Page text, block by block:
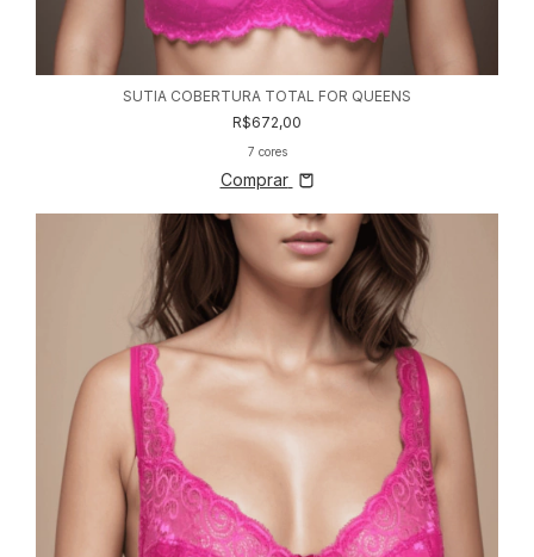
SUTIA COBERTURA TOTAL FOR QUEENS
R$672,00
7 cores
Comprar